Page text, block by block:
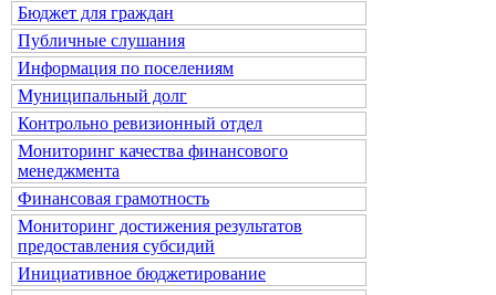
Бюджет для граждан
Публичные слушания
Информация по поселениям
Муниципальный долг
Контрольно ревизионный отдел
Мониторинг качества финансового
менеджмента
Финансовая грамотность
Мониторинг достижения результатов
предоставления субсидий
Инициативное бюджетирование